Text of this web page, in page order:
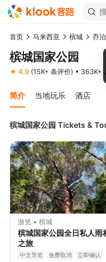
首页 马来西亚 槟城 乔治
槟城国家公园
★ 4.9 (15K+ 条评价) • 363K+
简介 当地玩乐 酒店
槟城国家公园 Tickets &
游览 • 槟城
槟城国家公园全日私人雨
之旅
中文导览 免费取消 立即确认